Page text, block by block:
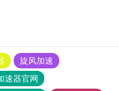
旋风加速
速器官网